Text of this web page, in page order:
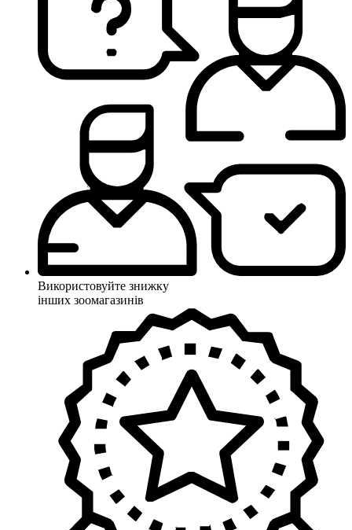
Використовуйте знижку
інших зоомагазинів